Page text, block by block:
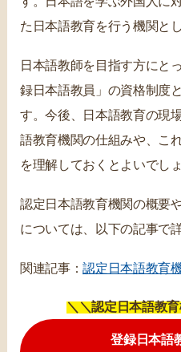
た日本語教育を行う機関と
日本語教師を目指す方にと
録日本語教員」の資格制度
す。今後、日本語教育の現
語教育機関の仕組みや、こ
を理解しておくとよいでしょ
認定日本語教育機関の概要
については、以下の記事で
関連記事：認定日本語教育
＼＼認定日本語教
登録日本語